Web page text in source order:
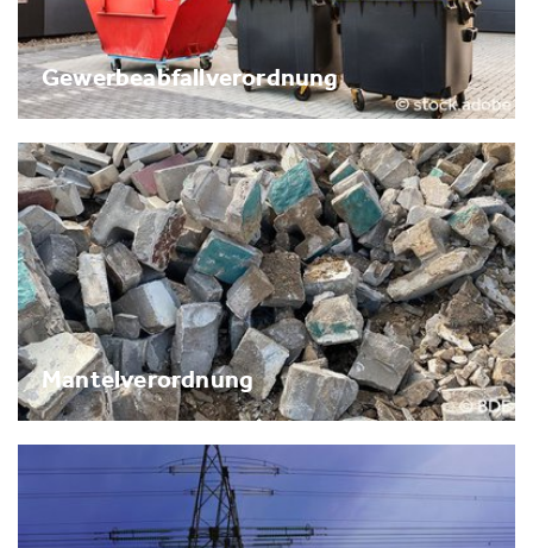
Gewerbeabfallverordnung
Mantelverordnung